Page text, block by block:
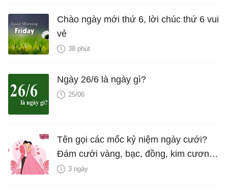
Chào ngày mới thứ 6, lời chúc thứ 6 vui
vẻ
38 phút
Ngày 26/6 là ngày gì?
25/06
Tên gọi các mốc kỷ niệm ngày cưới?
Đám cưới vàng, bạc, đồng, kim cương
là bao nhiêu năm?
3 ngày